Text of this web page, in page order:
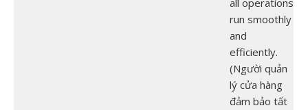
all operations
run smoothly
and
efficiently.
(Người quản
lý cửa hàng
đảm bảo tất